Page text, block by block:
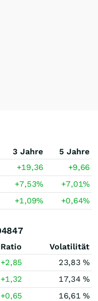
3 Jahre
5 Jahre
+19,36
+9,66
+7,53% +7,01%
+1,09% +0,64%
Volatilität
+2,85
23,83 %
+1,32
17,34 %
+0,65 16,61 %